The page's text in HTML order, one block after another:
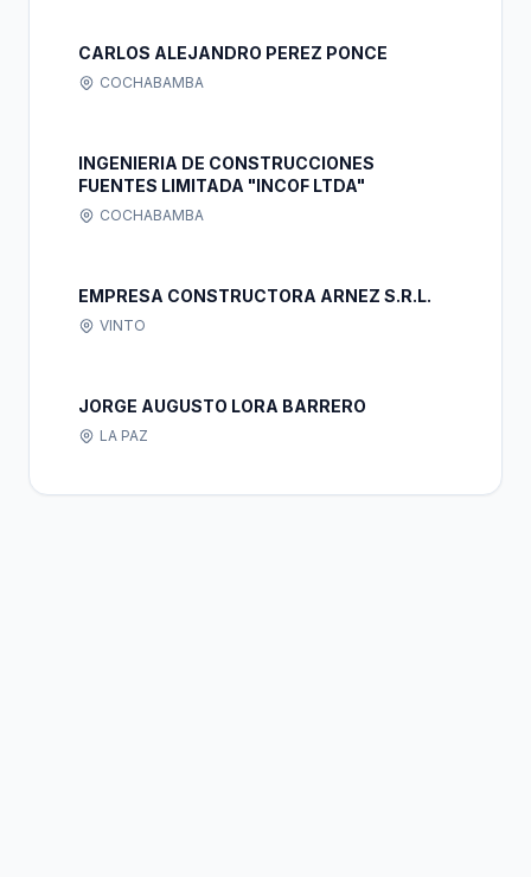
CARLOS ALEJANDRO PEREZ PONCE
COCHABAMBA
INGENIERIA DE CONSTRUCCIONES
FUENTES LIMITADA "INCOF LTDA"
COCHABAMBA
EMPRESA CONSTRUCTORA ARNEZ S.R.L.
VINTO
JORGE AUGUSTO LORA BARRERO
LA PAZ